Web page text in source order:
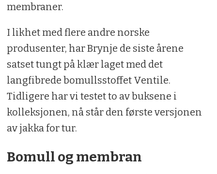
membraner.
I likhet med flere andre norske
produsenter, har Brynje de siste årene
satset tungt på klær laget med det
langfibrede bomullsstoffet Ventile.
Tidligere har vi testet to av buksene i
kolleksjonen, nå står den første versjonen
av jakka for tur.
Bomull og membran